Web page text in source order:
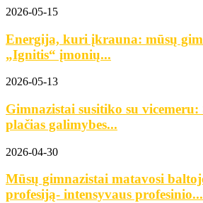
2026-05-15
Energija, kuri įkrauna: mūsų
„Ignitis“ įmonių...
2026-05-13
Gimnazistai susitiko su
plačias galimybes...
2026-04-30
Mūsų gimnazistai matavosi
profesiją- intensyvaus profesinio...